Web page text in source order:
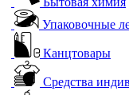
Упаковочные
Канцтовары
Средства